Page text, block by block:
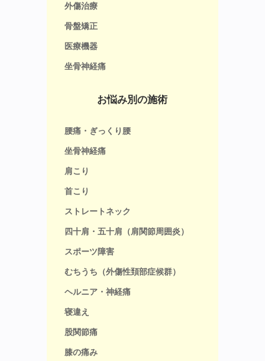
外傷治療
骨盤矯正
医療機器
坐骨神経痛
お悩み別の施術
腰痛・ぎっくり腰
坐骨神経痛
肩こり
首こり
ストレートネック
四十肩・五十肩（肩関節周囲炎）
スポーツ障害
むちうち（外傷性頚部症候群）
ヘルニア・神経痛
寝違え
股関節痛
膝の痛み